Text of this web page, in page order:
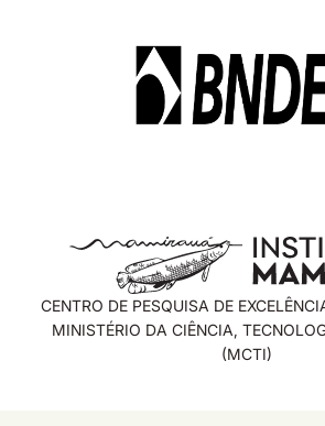
CENTRO DE PESQUISA DE
MINISTÉRIO DA CIÊNCIA,
(MCTI)